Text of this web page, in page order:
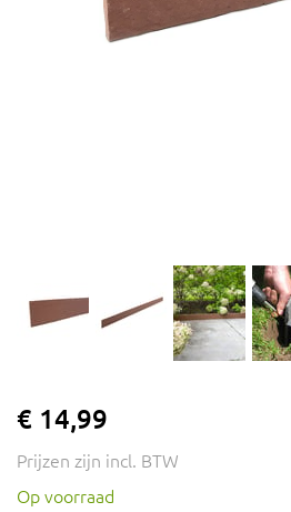
€ 14,99
Prijzen zijn incl. BTW
Op voorraad